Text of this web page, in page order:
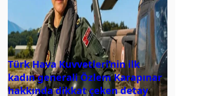
Türk Hava Kuvvetleri’nin ilk
kadın generali Özlem Karapınar
hakkında dikkat çeken detay